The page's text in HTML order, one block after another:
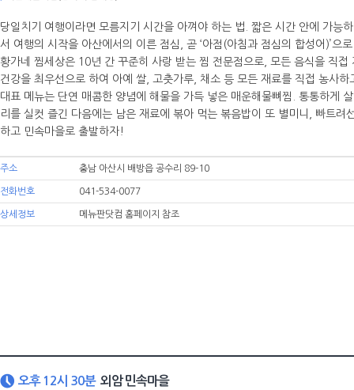
당일치기 여행이라면 모름지기 시간을 아껴야 하는 법. 짧은 시간 안에 가능
서 여행의 시작을 아산에서의 이른 점심, 곧 ‘아점(아침과 점심의 합성어)’으
황가네 찜세상은 10년 간 꾸준히 사랑 받는 찜 전문점으로, 모든 음식을 직
건강을 최우선으로 하여 아예 쌀, 고춧가루, 채소 등 모든 재료를 직접 농사하
대표 메뉴는 단연 매콤한 양념에 해물을 가득 넣은 매운해물뼈찜. 통통하게
리를 실컷 즐긴 다음에는 남은 재료에 볶아 먹는 볶음밥이 또 별미니, 빠트
하고 민속마을로 출발하자!
주소 충남 아산시 배방읍 공수리 89-10
전화번호 041-534-0077
상세정보 메뉴판닷컴 홈페이지 참조
오후 12시 30분 외암 민속마을